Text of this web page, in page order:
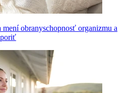
obranyschopnosť organizmu a